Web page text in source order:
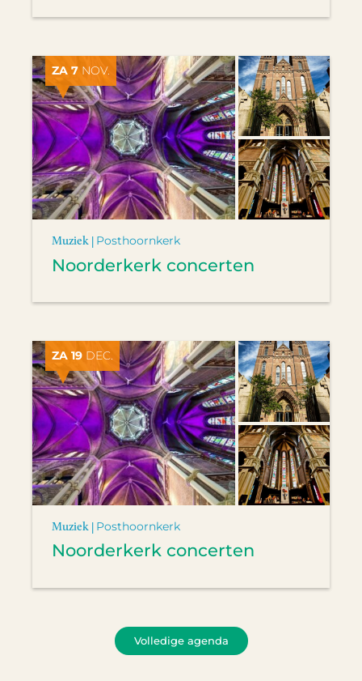
ZA 7 NOV.
Muziek | Posthoornkerk
Noorderkerk concerten
ZA 19 DEC.
Muziek | Posthoornkerk
Noorderkerk concerten
Volledige agenda